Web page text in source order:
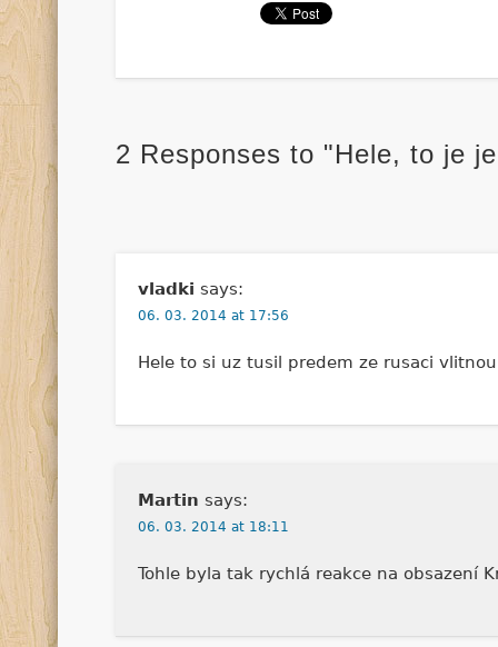
2 Responses to "Hele, to je
vladki says:
06. 03. 2014 at 17:56
Hele to si uz tusil predem ze rusaci
Martin says:
06. 03. 2014 at 18:11
Tohle byla tak rychlá reakce na obsazení